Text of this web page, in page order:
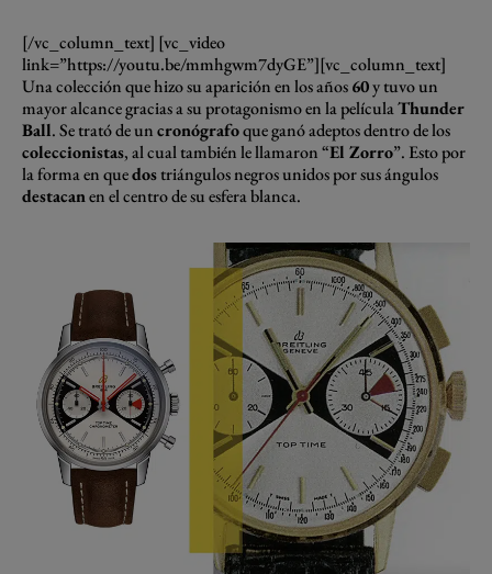
[/vc_column_text] [vc_video
link=”https://youtu.be/mmhgwm7dyGE”][vc_column_text]
Una colección que hizo su aparición en los años60y tuvo un
mayor alcance gracias a su protagonismo en la películaThunder
Ball. Se trató de uncronógrafoque ganó adeptos dentro de los
coleccionistas, al cual también le llamaron “El Zorro”. Esto por
la forma en quedostriángulos negros unidos por sus ángulos
destacanen el centro de su esfera blanca.